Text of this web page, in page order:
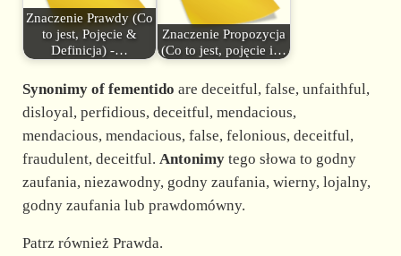
Znaczenie Prawdy (Co
to jest, Pojęcie &
Definicja) -…
Znaczenie Propozycja
(Co to jest, pojęcie i…
Synonimy of fementido are deceitful, false, unfaithful,
disloyal, perfidious, deceitful, mendacious,
mendacious, mendacious, false, felonious, deceitful,
fraudulent, deceitful. Antonimytego słowa to godny
zaufania, niezawodny, godny zaufania, wierny, lojalny,
godny zaufania lub prawdomówny.
Patrz również Prawda.